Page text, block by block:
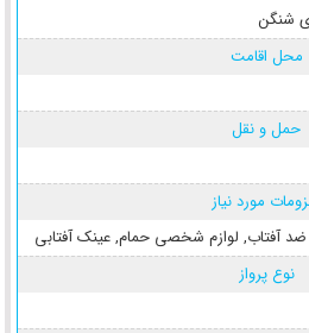
شنگن
محل اقامت
حمل و نقل
مورد نیاز
آفتاب, لوازم شخصی حمام, عینک آفتابی
نوع پرواز